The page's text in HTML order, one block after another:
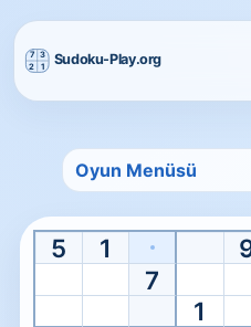
Printable
Ücretsiz
Bir zorluk seçin, ardından
Oyun Menüsü
5 1
7
1